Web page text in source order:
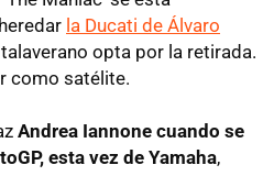
la Ducati de Álvaro
opta por la retirada.
como satélite.
Andrea Iannone cuando se
esta vez de Yamaha,